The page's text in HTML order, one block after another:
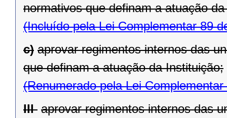
normativos que definam a atuação
(Incluído pela Lei Complementar 89
c) aprovar regimentos internos das
que definam a atuação da Instituição;
(Renumerado pela Lei
III  aprovar regimentos internos das